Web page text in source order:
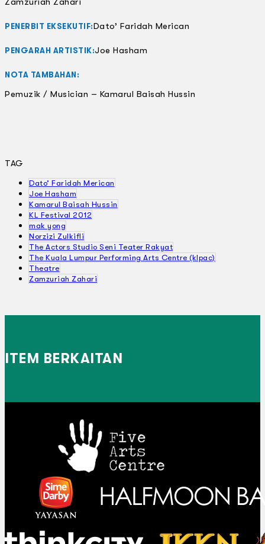
PENERBIT EKSEKUTIF:Dato’ Faridah Merican
PENGARAH ARTISTIK:Joe Hasham
NOTA TAMBAHAN:
Pemuzik / Musician – Kamarul Baisah Hussin
TAG
Dato’ Faridah Merican
Joe Hasham
Kamarul Baisah Hussin
KL Festival 2012
mak yong
Norzizi Zulkifli
The Actors Studio Seni Teater Rakyat
The Kuala Lumpur Performing Arts Centre (klpac)
Theatre
Zamzuriah Zahari
ITEM BERKAITAN